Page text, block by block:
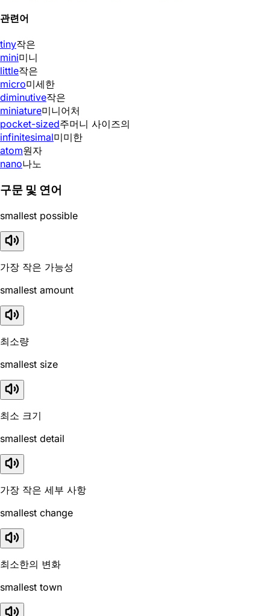
관련어
tiny작은
mini미니
little작은
micro미세한
diminutive작은
miniature미니어처
pocket-sized주머니 사이즈의
infinitesimal미미한
atom원자
nano나노
구문 및 연어
smallest possible
가장 작은 가능성
smallest amount
최소량
smallest size
최소 크기
smallest detail
가장 작은 세부 사항
smallest change
최소한의 변화
smallest town